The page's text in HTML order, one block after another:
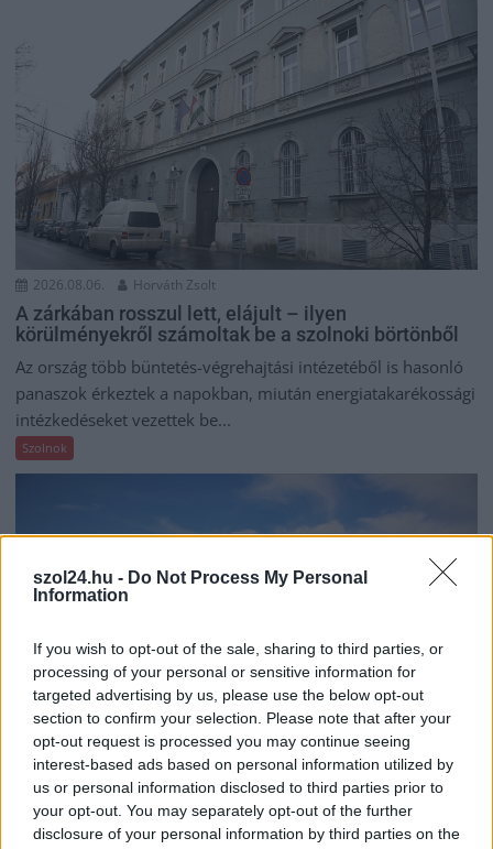
szol24.hu - Do Not Process My Personal
Information
If you wish to opt-out of the sale, sharing to third parties, or
processing of your personal or sensitive information for
targeted advertising by us, please use the below opt-out
section to confirm your selection. Please note that after your
opt-out request is processed you may continue seeing
interest-based ads based on personal information utilized by
us or personal information disclosed to third parties prior to
your opt-out. You may separately opt-out of the further
disclosure of your personal information by third parties on the
2026.08.06. Horváth Zsolt
A zárkában rosszul lett, elájult – ilyen
körülményekről számoltak be a szolnoki börtönből
Az ország több büntetés-végrehajtási intézetéből is hasonló
panaszok érkeztek a napokban, miután energiatakarékossági
intézkedéseket vezettek be...
Szolnok
2026.08.05. Kiss Lajos
Ilyenek eddig a tapasztalatok a vendégektől – a